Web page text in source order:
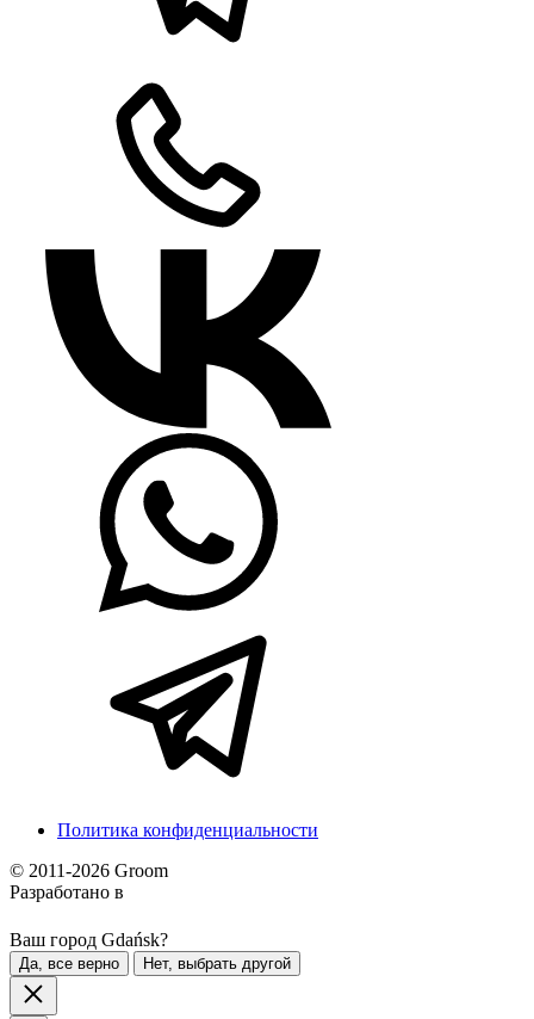
Политика конфиденциальности
© 2011-2026 Groom
Разработано в
Ваш город Gdańsk?
Да, все верно Нет, выбрать другой